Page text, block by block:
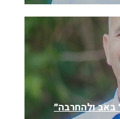
באב ולהחרבה״